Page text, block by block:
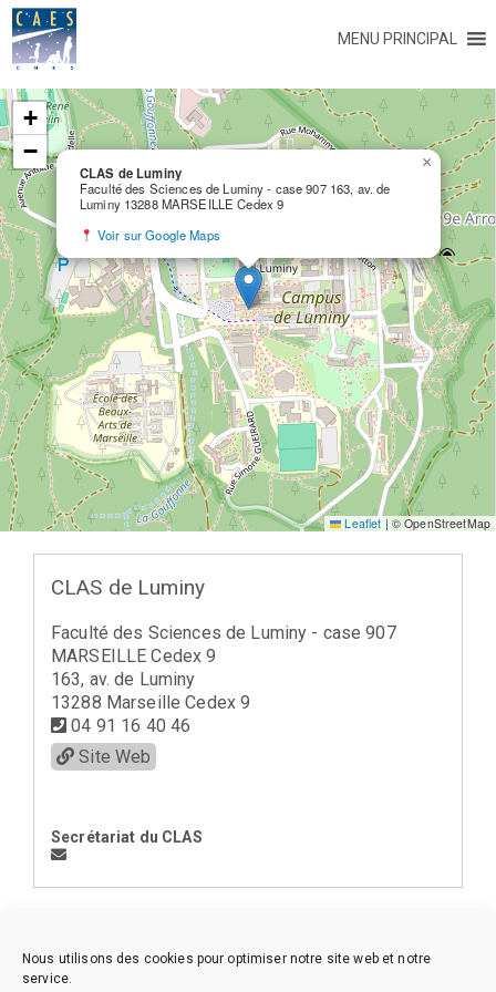
Nous utilisons des cookies pour optimiser notre site web et notre
service.
MENU PRINCIPAL
CLAS de Luminy
Faculté des Sciences de Luminy - case 907 163, av. de
Luminy 13288 MARSEILLE Cedex 9
Voir sur Google Maps
×
+
−
Leaflet | © OpenStreetMap
CLAS de Luminy
Faculté des Sciences de Luminy - case 907
MARSEILLE Cedex 9
163, av. de Luminy
13288 Marseille Cedex 9
04 91 16 40 46
Site Web
Secrétariat du CLAS